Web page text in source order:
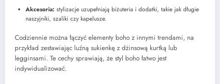
Akcesoria: stylizacje uzupełniają biżuteria i dodatki, takie jak długie
naszyjniki, szaliki czy kapelusze.
Codziennie można łączyć elementy boho z innymi trendami, na
przykład zestawiając luźną sukienkę z dżinsową kurtką lub
legginsami. Te cechy sprawiają, że styl boho łatwo jest
indywidualizować.